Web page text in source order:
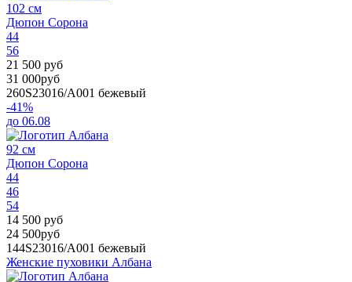
102 см
Дюпон Сорона
44
56
21 500 руб
31 000руб
260S23016/A001 бежевый
-41%
до 06.08
92 см
Дюпон Сорона
44
46
54
14 500 руб
24 500руб
144S23016/A001 бежевый
Женские пуховики Албана